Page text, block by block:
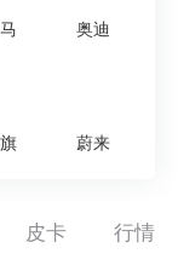
奥迪
蔚来
皮卡 行情